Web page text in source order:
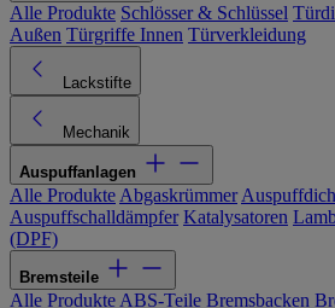
Alle Produkte Schlösser & Schlüssel
Außen Türgriffe Innen Türverkleidung
Lackstifte
Mechanik
Auspuffanlagen
Alle Produkte Abgaskrümmer
Auspuffschalldämpfer Katalysatoren
(DPF)
Bremsteile
Alle Produkte ABS-Teile Bremsbacken